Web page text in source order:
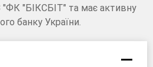
"БІКСБІТ" та має активну
банку України.